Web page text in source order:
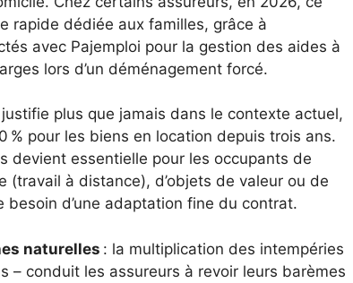
rapide dédiée aux familles, grâce à
avec Pajemploi pour la gestion des aides à
lors d’un déménagement forcé.
plus que jamais dans le contexte actuel,
% pour les biens en location depuis trois ans.
devient essentielle pour les occupants de
à distance), d’objets de valeur ou de
d’une adaptation fine du contrat.
naturelles : la multiplication des intempéries
– conduit les assureurs à revoir leurs barèmes